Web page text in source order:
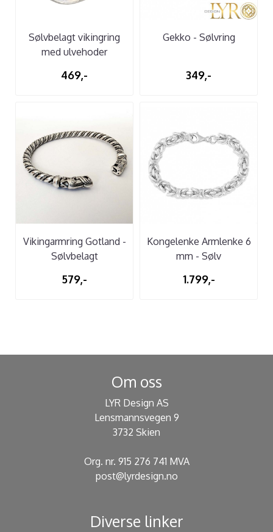
Sølvbelagt vikingring
med ulvehoder
469,-
Gekko - Sølvring
349,-
Vikingarmring Gotland -
Sølvbelagt
579,-
Kongelenke Armlenke 6
mm - Sølv
1.799,-
Om oss
LYR Design AS
Lensmannsvegen 9
3732 Skien
Org. nr. 915 276 741 MVA
post@lyrdesign.no
Diverse linker